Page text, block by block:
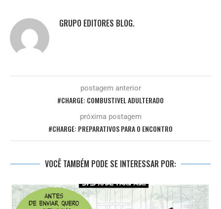
GRUPO EDITORES BLOG.
postagem anterior
#CHARGE: COMBUSTIVEL ADULTERADO
próxima postagem
#CHARGE: PREPARATIVOS PARA O ENCONTRO
VOCÊ TAMBÉM PODE SE INTERESSAR POR: